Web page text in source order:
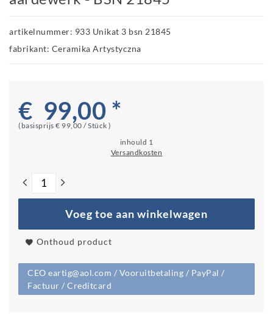
artikelnummer: 933 Unikat 3 bsn 21845
fabrikant: Ceramika Artystyczna
€ 99,00 *
(basisprijs € 99,00 / Stück )
inhould 1
Versandkosten
Voeg toe aan winkelwagen
Onthoud product
CEO eartig@aol.com / Vooruitbetaling / PayPal /
Factuur / Creditcard